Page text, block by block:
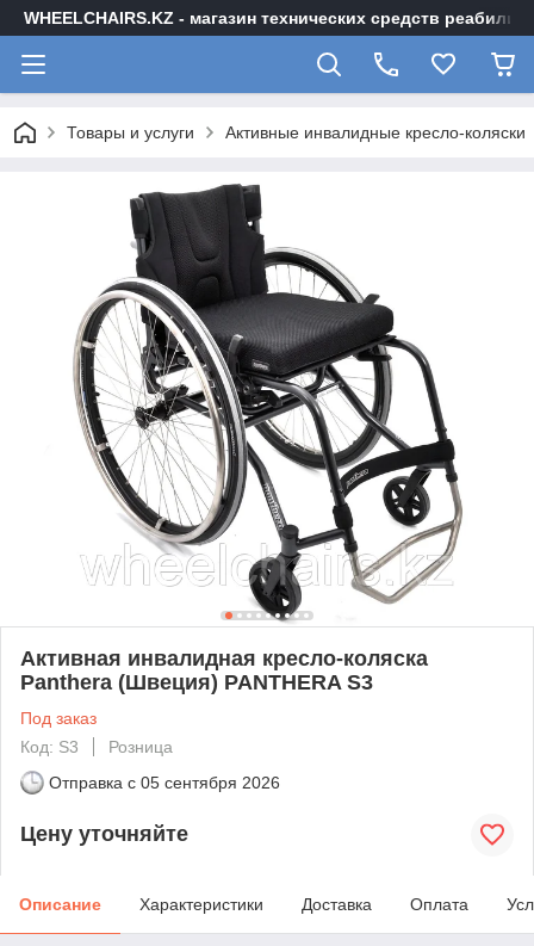
WHEELCHAIRS.KZ - магазин технических средств
Товары и услуги Активные инвалидные кресло-коляски
Активная инвалидная кресло-коляска
Panthera (Швеция) PANTHERA S3
Под заказ
Код: S3
Розница
Отправка с 05 сентября 2026
Цену уточняйте
Описание Характеристики Доставка Оплата